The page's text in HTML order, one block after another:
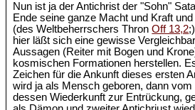
Nun ist ja der Antichrist der "Sohn"
Ende seine ganze Macht und Kraft
(des Weltbeherrschers ThronOff 13,2
hier läßt sich eine gewisse
Aussagen (Reiter mit Bogen und
kosmischen Formationen herstellen.
Zeichen für die Ankunft dieses ersten
wird ja als Mensch geboren, dann
dessen Wiederkunft zur Entrückung,